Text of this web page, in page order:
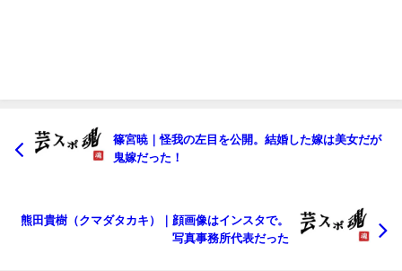
篠宮暁｜怪我の左目を公開。結婚した嫁は美女だが
鬼嫁だった！
熊田貴樹（クマダタカキ）｜顔画像はインスタで。
写真事務所代表だった